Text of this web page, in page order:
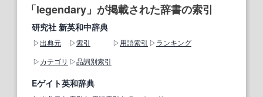
「legendary」が掲載された辞書の索引
研究社 新英和中辞典
出典元 索引 用語索引
ランキング
カテゴリ
品詞別索引
Eゲイト英和辞典